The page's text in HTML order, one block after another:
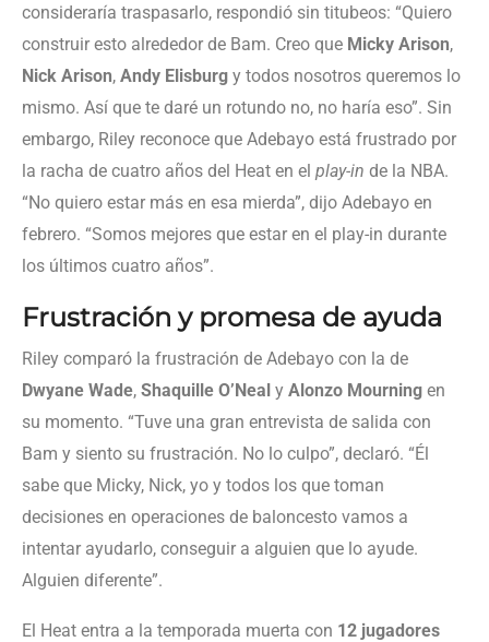
consideraría traspasarlo, respondió sin titubeos: “Quiero
construir esto alrededor de Bam. Creo que Micky Arison,
Nick Arison, Andy Elisburg y todos nosotros queremos lo
mismo. Así que te daré un rotundo no, no haría eso”. Sin
embargo, Riley reconoce que Adebayo está frustrado por
la racha de cuatro años del Heat en el play-in de la NBA.
“No quiero estar más en esa mierda”, dijo Adebayo en
febrero. “Somos mejores que estar en el play-in durante
los últimos cuatro años”.
Frustración y promesa de ayuda
Riley comparó la frustración de Adebayo con la de
Dwyane Wade, Shaquille O’Neal y Alonzo Mourning en
su momento. “Tuve una gran entrevista de salida con
Bam y siento su frustración. No lo culpo”, declaró. “Él
sabe que Micky, Nick, yo y todos los que toman
decisiones en operaciones de baloncesto vamos a
intentar ayudarlo, conseguir a alguien que lo ayude.
Alguien diferente”.
El Heat entra a la temporada muerta con 12 jugadores